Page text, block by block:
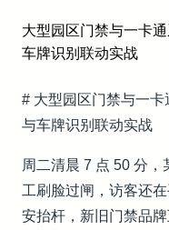
大型园区门禁与一卡
车牌识别联动实战
# 大型园区门禁与一
与车牌识别联动实战
周二清晨 7 点 50 分
工刷脸过闸，访客还
安抬杆，新旧门禁品